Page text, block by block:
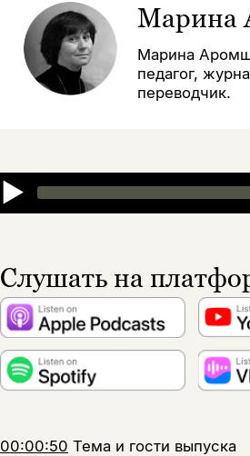
Марина
Марина
педагог,
переводчик.
▶
Слушать на
00:00:50 Тема и гости выпуска